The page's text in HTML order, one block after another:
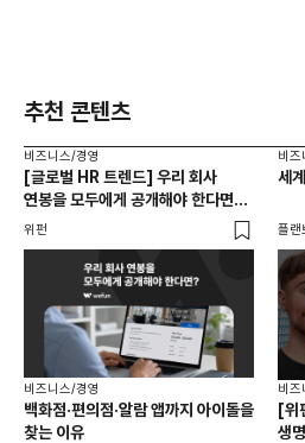
추천 콘텐츠
비즈니스/경영
[글로벌 HR 트렌드] 우리 회사
연봉을 모두에게 공개해야 한다면? |
급여 투명성 법, 해외 사례, 연봉
위펀
비즈
세
플랜
비즈니스/경영
백화점·편의점·알람 앱까지 아이돌을
찾는 이유
비즈
[위
생